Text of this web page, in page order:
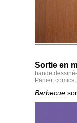
Sortie en
bande
Panier, comics,
Barbecue